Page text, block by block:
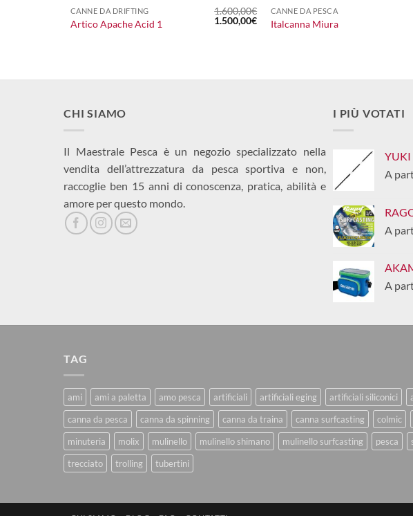
CANNE DA DRIFTING
Artico Apache Acid 1
1.600,00€
Il
prezzo
1.500,00€Il
prezzo
CANNE DA PESCA
Italcanna Miura
CHI SIAMO
Il Maestrale Pesca è un negozio specializzato nella
vendita dell’attrezzatura da pesca sportiva e non,
raccoglie ben 15 anni di conoscenza, pratica, abilità e
amore per questo mondo.
I PIÙ VOTATI
YUKI
A
A
A
TAG
ami ami a paletta amo pesca artificiali artificiali eging artificiali siliconici
canna da pesca
canna da spinning canna da traina canna surfcasting colmic
minuteria
molix mulinello mulinello shimano mulinello surfcasting pesca
trecciato
trolling tubertini